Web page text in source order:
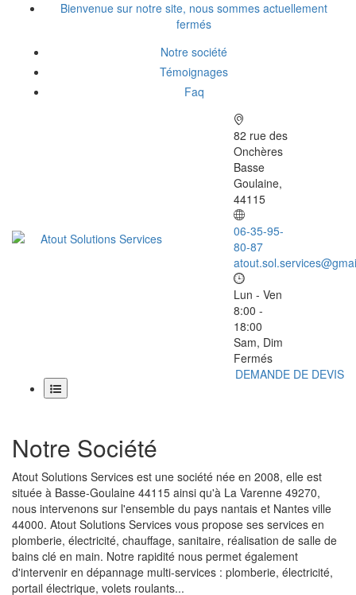
Bienvenue sur notre site, nous sommes actuellement
fermés
Notre société
Témoignages
Faq
82 rue des
Onchères
Basse
Goulaine,
44115
06-35-95-
80-87
Lun - Ven
8:00 -
18:00
Sam, Dim
Fermés
Services
Plomberie Générale
Travaux de Plomberie
Installateur électrique
Tableau general maintenance
installation de Pompe à Chaleur
Spécialiste Chauffage
Plomberie Chauffage
Dépannage de chauffage en urgence
Projets
Remplacement chauffe-eau
Changement de tableau élèctrique
Remplacement chaudière
Nos Tarifs
A propos
Notre société
Nous contacter
Contact
DEMANDE DE DEVIS
Notre Société
Atout Solutions Services est une société née en 2008, elle est
située à Basse-Goulaine 44115 ainsi qu'à La Varenne 49270,
nous intervenons sur l'ensemble du pays nantais et Nantes ville
44000. Atout Solutions Services vous propose ses services en
plomberie, électricité, chauffage, sanitaire, réalisation de salle de
bains clé en main. Notre rapidité nous permet également
d'intervenir en dépannage multi-services : plomberie, électricité,
portail électrique, volets roulants...